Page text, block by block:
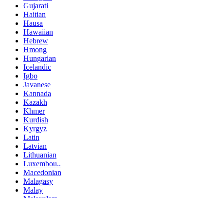
Gujarati
Haitian
Hausa
Hawaiian
Hebrew
Hmong
Hungarian
Icelandic
Igbo
Javanese
Kannada
Kazakh
Khmer
Kurdish
Kyrgyz
Latin
Latvian
Lithuanian
Luxembou..
Macedonian
Malagasy
Malay